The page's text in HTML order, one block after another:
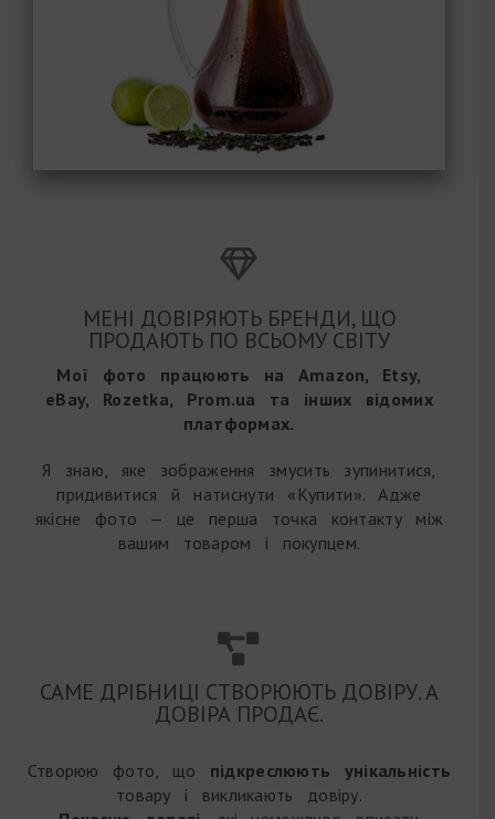
МЕНІ ДОВІРЯЮТЬ БРЕНДИ, ЩО
ПРОДАЮТЬ ПО ВСЬОМУ СВІТУ
Мої фото працюють на Amazon, Etsy,
eBay, Rozetka, Prom.ua та інших відомих
платформах.
Я знаю, яке зображення змусить зупинитися,
придивитися й натиснути «Купити». Адже
якісне фото — це перша точка контакту між
вашим товаром і покупцем.
САМЕ ДРІБНИЦІ СТВОРЮЮТЬ ДОВІРУ. А
ДОВІРА ПРОДАЄ.
Створюю фото, що підкреслюють унікальність
товару і викликають довіру.